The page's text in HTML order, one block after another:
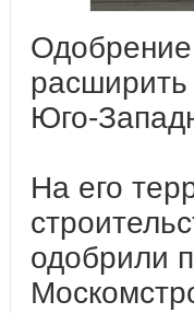
расширить
Юго-
На его
одобрили